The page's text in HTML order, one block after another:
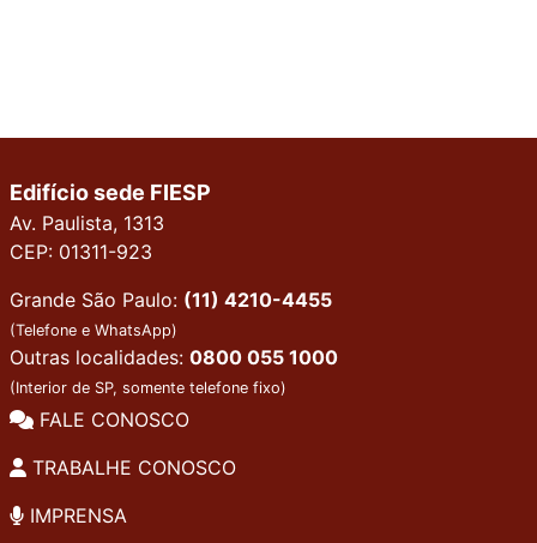
Edifício sede FIESP
Av. Paulista, 1313
CEP: 01311-923
Grande São Paulo: (11) 4210-4455
(Telefone e WhatsApp)
Outras localidades: 0800 055 1000
(Interior de SP, somente telefone fixo)
FALE CONOSCO
TRABALHE CONOSCO
IMPRENSA